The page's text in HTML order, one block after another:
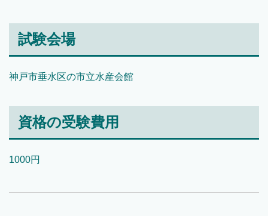
試験会場
神戸市垂水区の市立水産会館
資格の受験費用
1000円